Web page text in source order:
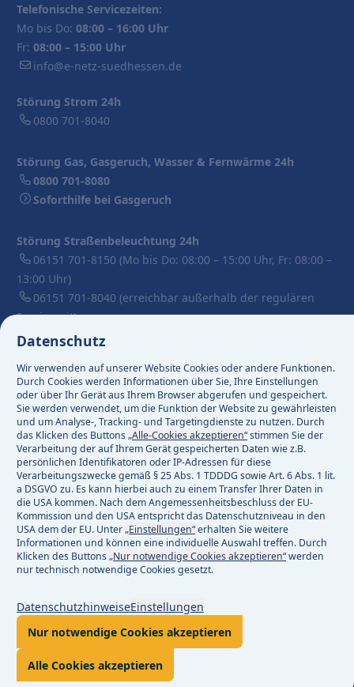
Datenschutz
Wir verwenden auf unserer Website Cookies oder andere Funktionen.
Durch Cookies werden Informationen über Sie, Ihre Einstellungen
oder über Ihr Gerät aus Ihrem Browser abgerufen und gespeichert.
Sie werden verwendet, um die Funktion der Website zu gewährleisten
und um Analyse-, Tracking- und Targetingdienste zu nutzen. Durch
das Klicken des Buttons„Alle-Cookies akzeptieren“stimmen Sie der
Verarbeitung der auf Ihrem Gerät gespeicherten Daten wie z.B.
persönlichen Identifikatoren oder IP-Adressen für diese
Verarbeitungszwecke gemäß § 25 Abs. 1 TDDDG sowie Art. 6 Abs. 1 lit.
a DSGVO zu. Es kann hierbei auch zu einem Transfer Ihrer Daten in
die USA kommen. Nach dem Angemessenheitsbeschluss der EU-
Kommission und den USA entspricht das Datenschutzniveau in den
USA dem der EU. Unter„Einstellungen“erhalten Sie weitere
Informationen und können eine individuelle Auswahl treffen. Durch
Klicken des Buttons„Nur notwendige Cookies akzeptieren“werden
nur technisch notwendige Cookies gesetzt.
DatenschutzhinweiseEinstellungen
Nur notwendige Cookies akzeptieren
Alle Cookies akzeptieren
Telefonische Servicezeiten:
Mo bis Do: 08:00 – 16:00 Uhr
Fr: 08:00 – 15:00 Uhr
info@e-netz-suedhessen.de
Störung Strom 24h
0800 701-8040
Störung Gas, Gasgeruch, Wasser & Fernwärme 24h
0800 701-8080
Soforthilfe bei Gasgeruch
Störung Straßenbeleuchtung 24h
06151 701-8150 (Mo bis Do: 08:00 – 15:00 Uhr, Fr: 08:00 –
13:00 Uhr)
06151 701-8040 (erreichbar außerhalb der regulären
Servicezeit)
Aktuell 80 Baustellen
Facebook
Instagram
Linkedin
Impressum
Datenschutz
Rechtliches
Barrierefreiheit
Zentraleinkauf
Mitarbeiter-Login
© 2026 e-netz Südhessen AG